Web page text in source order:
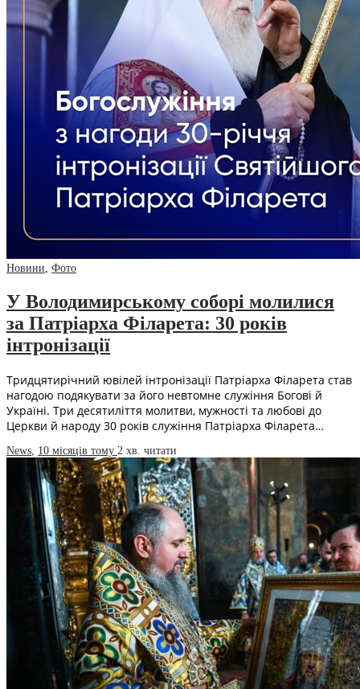
Новини, Фото
У Володимирському соборі молилися
за Патріарха Філарета: 30 років
інтронізації
Тридцятирічний ювілей інтронізації Патріарха Філарета став
нагодою подякувати за його невтомне служіння Богові й
Україні. Три десятиліття молитви, мужності та любові до
Церкви й народу 30 років служіння Патріарха Філарета…
News 10 місяців тому 2 хв. читати